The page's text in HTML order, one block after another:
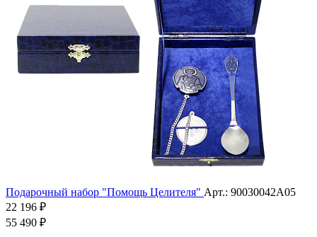
Подарочный набор "Помощь Целителя" Арт.: 90030042А05
22 196 ₽
55 490 ₽